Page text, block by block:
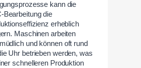
kann die
Bearbeitung die
erheblich
Maschinen arbeiten
und können oft rund
Uhr betrieben werden, was
schnelleren Produktion